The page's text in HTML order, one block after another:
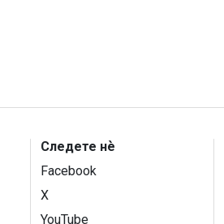
Следете нѐ
Facebook
X
YouTube